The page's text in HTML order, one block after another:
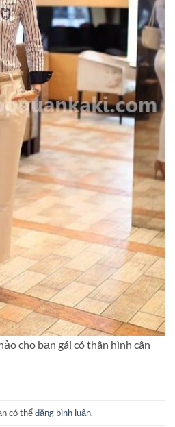
cho bạn gái có thân hình cân
có thểđăng bình luận.